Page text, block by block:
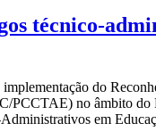
técnico-
do
PCCTAE) no âmbito do
em